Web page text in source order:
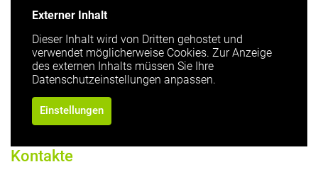
Externer Inhalt
Dieser Inhalt wird von Dritten gehostet und
verwendet möglicherweise Cookies. Zur Anzeige
des externen Inhalts müssen Sie Ihre
Datenschutzeinstellungen anpassen.
Einstellungen
Kontakte